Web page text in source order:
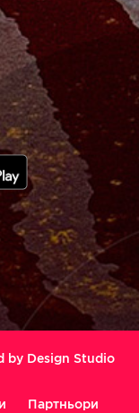
by Design Studio
Партньори